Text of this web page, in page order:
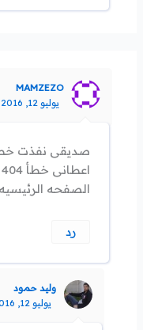
MAMZEZO
يوليو 12, 2016 الساعة 1:02 ص
صديقى نفذت
الصفحه
رد
وليد حمود
يوليو 12, 2016 الساعة 1:25 ص